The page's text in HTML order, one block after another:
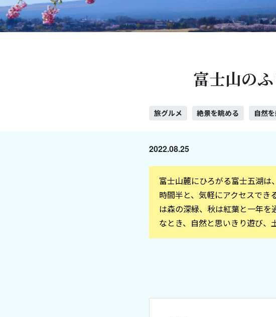
富士山の
旅グルメ 絶景を眺める 自然
2022.08.25
富士山麓にひろがる富士五湖は
時間半と、気軽にアクセスでき
は森の深緑、秋は紅葉と一年
なとき、自然と思いきり遊び、